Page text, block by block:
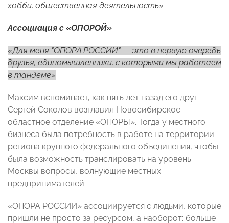
хобби, общественная деятельность»
Ассоциация с «ОПОРОЙ»
«Для меня "ОПОРА РОССИИ" — это в первую очередь
друзья, единомышленники, с которыми мы работаем
в тандеме»
Максим вспоминает, как пять лет назад его друг
Сергей Соколов возглавил Новосибирское
областное отделение «ОПОРЫ». Тогда у местного
бизнеса была потребность в работе на территории
региона крупного федерального объединения, чтобы
была возможность транслировать на уровень
Москвы вопросы, волнующие местных
предпринимателей.
«ОПОРА РОССИИ» ассоциируется с людьми, которые
пришли не просто за ресурсом, а наоборот: больше